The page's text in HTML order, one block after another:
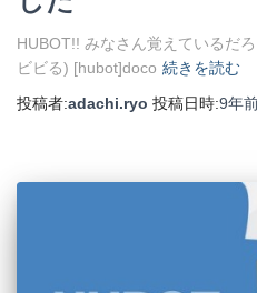
HUBOT!! みなさん覚えているだ
ビビる) [hubot]doco 続きを読む
投稿者:adachi.ryo 投稿日時:9年